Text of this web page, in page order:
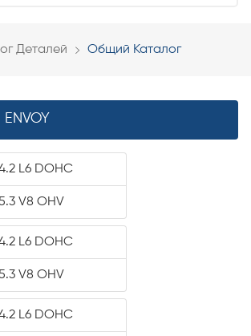
Деталей Общий Каталог
ENVOY
L6 DOHC
V8 OHV
L6 DOHC
V8 OHV
L6 DOHC